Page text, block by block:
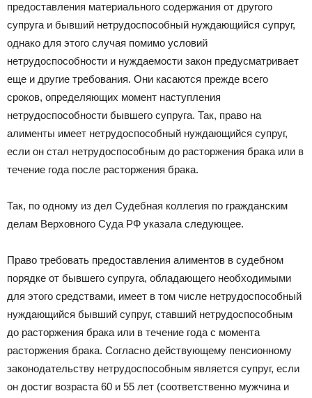
предоставления материального содержания от другого
супруга и бывший нетрудоспособный нуждающийся супруг,
однако для этого случая помимо условий
нетрудоспособности и нуждаемости закон предусматривает
еще и другие требования. Они касаются прежде всего
сроков, определяющих момент наступления
нетрудоспособности бывшего супруга. Так, право на
алименты имеет нетрудоспособный нуждающийся супруг,
если он стал нетрудоспособным до расторжения брака или в
течение года после расторжения брака.
Так, по одному из дел Судебная коллегия по гражданским
делам Верховного Суда РФ указала следующее.
Право требовать предоставления алиментов в судебном
порядке от бывшего супруга, обладающего необходимыми
для этого средствами, имеет в том числе нетрудоспособный
нуждающийся бывший супруг, ставший нетрудоспособным
до расторжения брака или в течение года с момента
расторжения брака. Согласно действующему пенсионному
законодательству нетрудоспособным является супруг, если
он достиг возраста 60 и 55 лет (соответственно мужчина и